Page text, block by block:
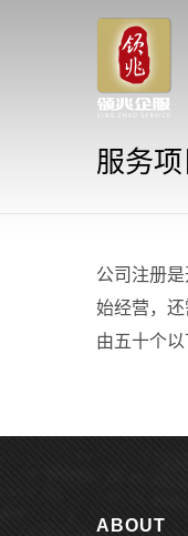
服务项
公司注册
始经营，
由五十个
ABOUT